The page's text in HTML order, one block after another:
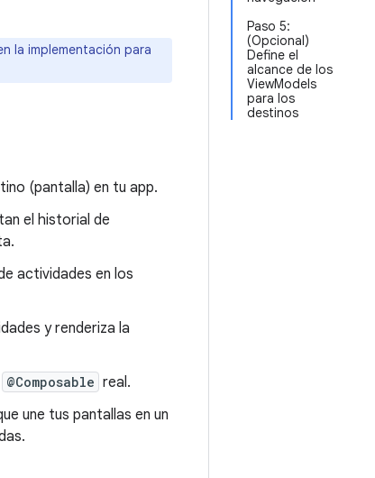
Paso 5:
(Opcional)
Define el
alcance de los
ViewModels
para los
destinos
la implementación para
(pantalla) en tu app.
el historial de
actividades en los
y renderiza la
@Composable real.
une tus pantallas en un